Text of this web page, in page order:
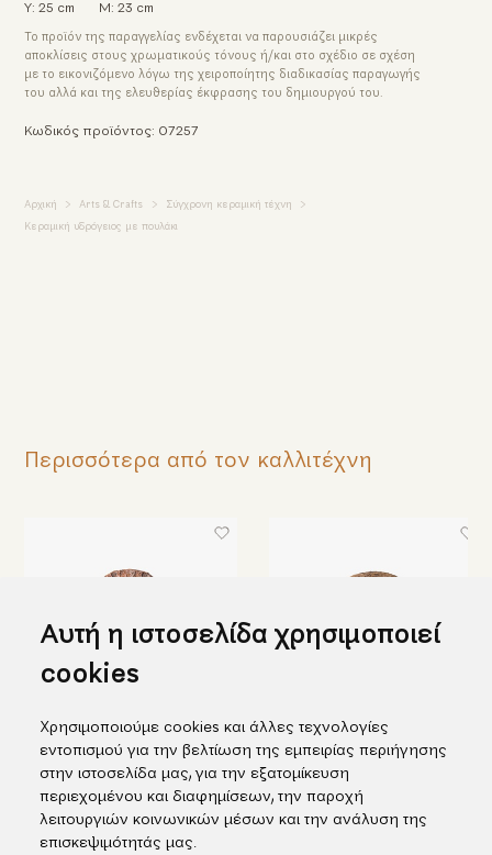
Αυτή η ιστοσελίδα χρησιμοποιεί
cookies
Χρησιμοποιούμε cookies και άλλες τεχνολογίες
εντοπισμού για την βελτίωση της εμπειρίας περιήγησης
στην ιστοσελίδα μας, για την εξατομίκευση
περιεχομένου και διαφημίσεων, την παροχή
λειτουργιών κοινωνικών μέσων και την ανάλυση της
επισκεψιμότητάς μας.
Υ: 25 cm Μ: 23 cm
Το προϊόν της παραγγελίας ενδέχεται να παρουσιάζει μικρές
αποκλίσεις στους χρωματικούς τόνους ή/και στο σχέδιο σε σχέση
με το εικονιζόμενο λόγω της χειροποίητης διαδικασίας παραγωγής
του αλλά και της ελευθερίας έκφρασης του δημιουργού του.
Κωδικός προϊόντος: 07257
Αρχική Arts & Crafts Σύγχρονη κεραμική τέχνη
Κεραμική υδρόγειος με πουλάκι
Περισσότερα από τον καλλιτέχνη
Κεραμικός δίσκος με σφαίρα
215,00€
Κεραμικός δίσκος με
διακόσμηση πορσελάνης
490,00€